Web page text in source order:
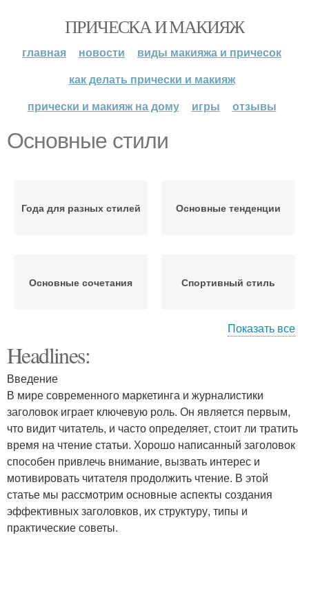
ПРИЧЕСКА И МАКИЯЖ
главная новости
виды макияжа и причесок
как делать прически и макияж
прически и макияж на дому
игры отзывы
Основные стили
Года для разных стилей Основные тенденции
Основные сочетания Спортивный стиль
Основные способы
Тренды с личным
стилем
Основные элементы
Личный стиль Разные стили
Показать все
Headlines:
Введение
В мире современного маркетинга и журналистики
заголовок играет ключевую роль. Он является первым,
что видит читатель, и часто определяет, стоит ли тратить
время на чтение статьи. Хорошо написанный заголовок
способен привлечь внимание, вызвать интерес и
мотивировать читателя продолжить чтение. В этой
статье мы рассмотрим основные аспекты создания
эффективных заголовков, их структуру, типы и
практические советы.